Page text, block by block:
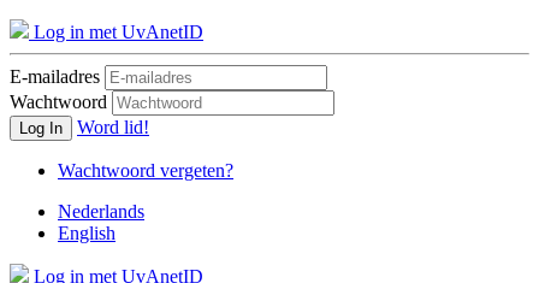
Log in met UvAnetID
E-mailadres
Wachtwoord
Log In Word lid!
Wachtwoord vergeten?
Nederlands
English
Log in met UvAnetID